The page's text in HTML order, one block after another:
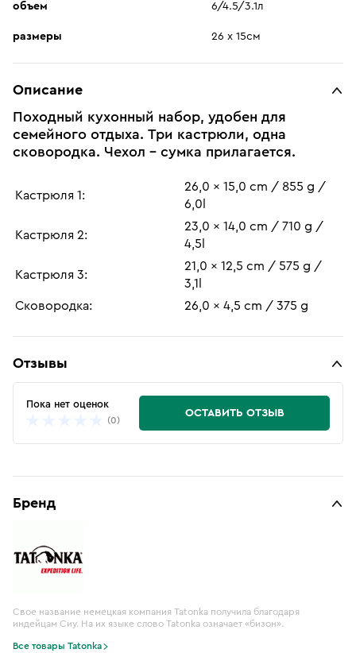
объем 6/4.5/3.1л
размеры 26 х 15см
Описание
Походный кухонный набор, удобен для
семейного отдыха. Три кастрюли, одна
сковородка. Чехол - сумка прилагается.
Кастрюля 1:
26,0 x 15,0 cm / 855 g /
6,0l
Кастрюля 2:
23,0 x 14,0 cm / 710 g /
4,5l
Кастрюля 3:
21,0 x 12,5 cm / 575 g /
3,1l
Сковородка:
26,0 x 4,5 cm / 375 g
Отзывы
Пока нет оценок
(0)
ОСТАВИТЬ ОТЗЫВ
Бренд
Свое название немецкая компания Tatonka получила благодаря
индейцам Сиу. На их языке слово Tatonka означает «бизон».
Все товары Tatonka